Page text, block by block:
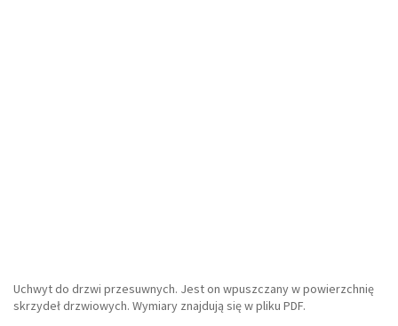
Uchwyt do drzwi przesuwnych. Jest on wpuszczany w powierzchnię
skrzydeł drzwiowych. Wymiary znajdują się w pliku PDF.